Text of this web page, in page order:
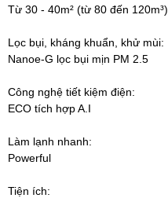
Từ 30 - 40m² (từ 80 đến 120m³)
Lọc bụi, kháng khuẩn, khử mùi:
Nanoe-G lọc bụi mịn PM 2.5
Công nghệ tiết kiệm điện:
ECO tích hợp A.I
Làm lạnh nhanh:
Powerful
Tiện ích: